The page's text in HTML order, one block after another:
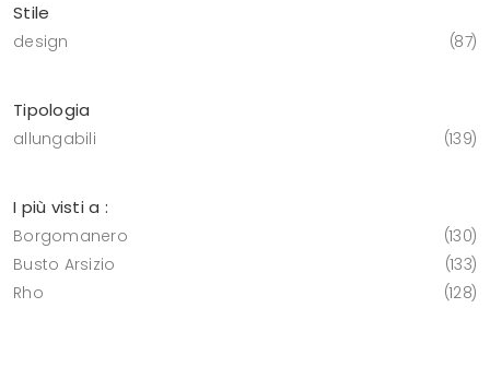
Stile
design 87
Tipologia
allungabili 139
I più visti a :
Borgomanero
130
Busto Arsizio
133
Rho
128